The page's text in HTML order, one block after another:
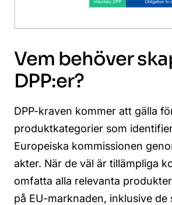
Vem behöver
DPP:er?
DPP-kraven kommer att gälla
produktkategorier som
Europeiska kommissionen
akter. När de väl är tillämpliga
omfatta alla relevanta
på EU-marknaden, inklusive de